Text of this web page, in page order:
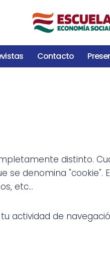
Contacto
distinto.
se denomina "cookie".
etc...
actividad de